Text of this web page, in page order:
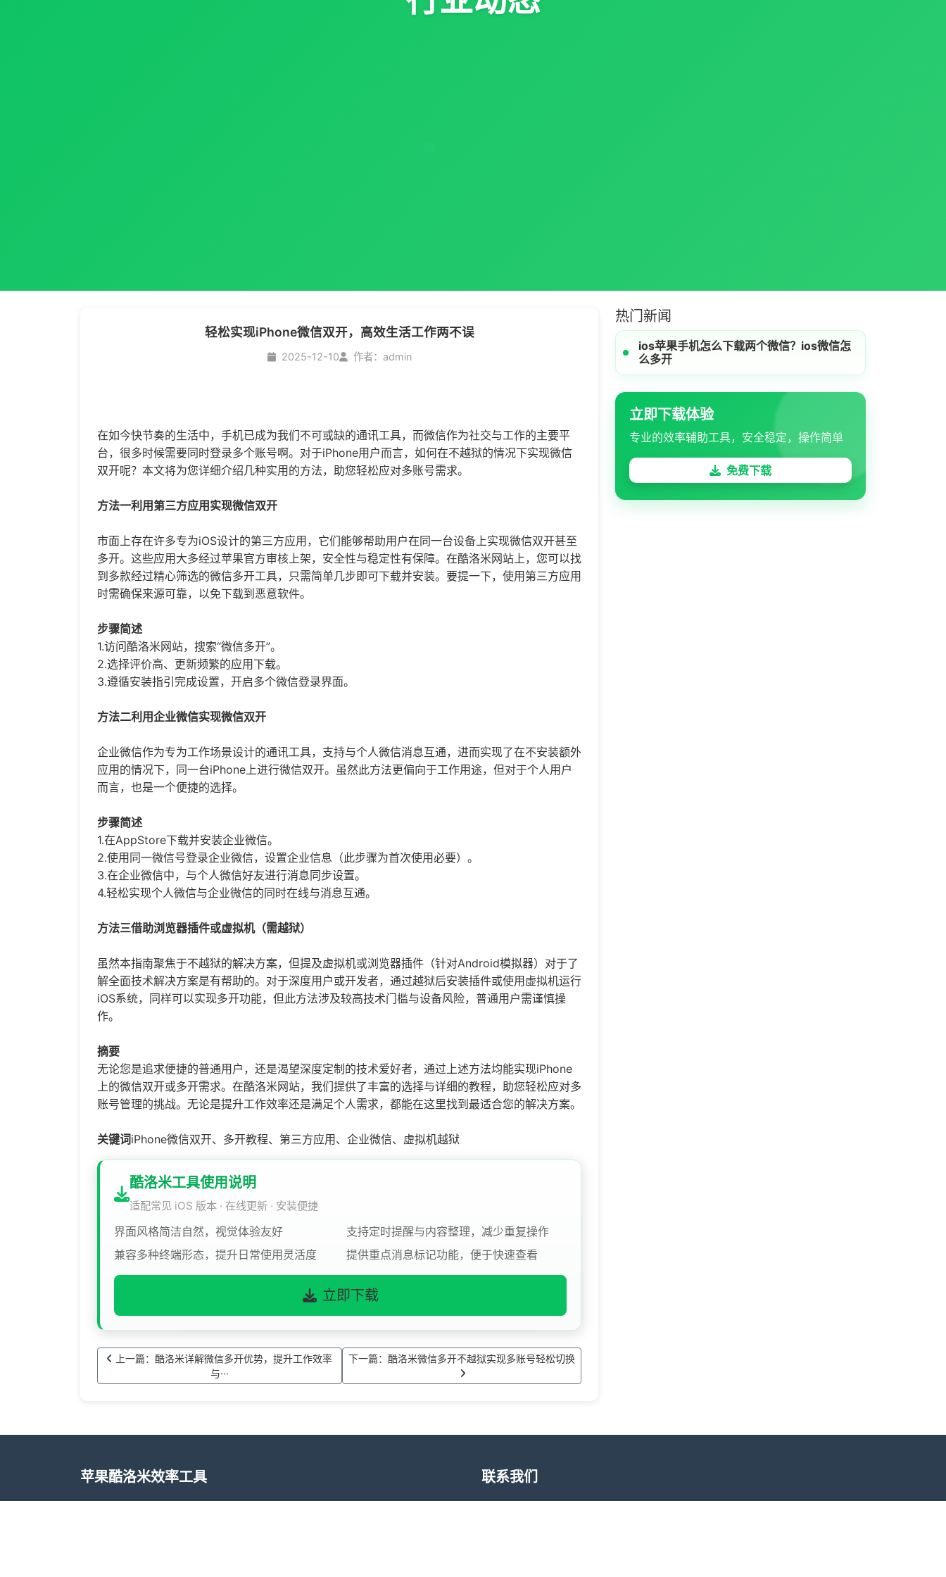
轻松实现iPhone微信双开，高效生活工作两不误
2025-12-10 作者：admin
在如今快节奏的生活中，手机已成为我们不可或缺的通讯工具，而微信作为社交与工作的主要平
台，很多时候需要同时登录多个账号啊。对于iPhone用户而言，如何在不越狱的情况下实现微信
双开呢？本文将为您详细介绍几种实用的方法，助您轻松应对多账号需求。
方法一利用第三方应用实现微信双开
市面上存在许多专为iOS设计的第三方应用，它们能够帮助用户在同一台设备上实现微信双开甚至
多开。这些应用大多经过苹果官方审核上架，安全性与稳定性有保障。在酷洛米网站上，您可以找
到多款经过精心筛选的微信多开工具，只需简单几步即可下载并安装。要提一下，使用第三方应用
时需确保来源可靠，以免下载到恶意软件。
步骤简述
1.访问酷洛米网站，搜索“微信多开”。
2.选择评价高、更新频繁的应用下载。
3.遵循安装指引完成设置，开启多个微信登录界面。
方法二利用企业微信实现微信双开
企业微信作为专为工作场景设计的通讯工具，支持与个人微信消息互通，进而实现了在不安装额外
应用的情况下，同一台iPhone上进行微信双开。虽然此方法更偏向于工作用途，但对于个人用户
而言，也是一个便捷的选择。
步骤简述
1.在AppStore下载并安装企业微信。
2.使用同一微信号登录企业微信，设置企业信息（此步骤为首次使用必要）。
3.在企业微信中，与个人微信好友进行消息同步设置。
4.轻松实现个人微信与企业微信的同时在线与消息互通。
方法三借助浏览器插件或虚拟机（需越狱）
虽然本指南聚焦于不越狱的解决方案，但提及虚拟机或浏览器插件（针对Android模拟器）对于了
解全面技术解决方案是有帮助的。对于深度用户或开发者，通过越狱后安装插件或使用虚拟机运行
iOS系统，同样可以实现多开功能，但此方法涉及较高技术门槛与设备风险，普通用户需谨慎操
作。
摘要
无论您是追求便捷的普通用户，还是渴望深度定制的技术爱好者，通过上述方法均能实现iPhone
上的微信双开或多开需求。在酷洛米网站，我们提供了丰富的选择与详细的教程，助您轻松应对多
账号管理的挑战。无论是提升工作效率还是满足个人需求，都能在这里找到最适合您的解决方案。
关键词iPhone微信双开、多开教程、第三方应用、企业微信、虚拟机越狱
酷洛米工具使用说明
适配常见 iOS 版本 · 在线更新 · 安装便捷
界面风格简洁自然，视觉体验友好
支持定时提醒与内容整理，减少重复操作
兼容多种终端形态，提升日常使用灵活度
提供重点消息标记功能，便于快速查看
立即下载
上一篇：酷洛米详解微信多开优势，提升工作效率
与···
下一篇：酷洛米微信多开不越狱实现多账号轻松切换
热门新闻
ios苹果手机怎么下载两个微信？ios微信怎
么多开
立即下载体验
专业的效率辅助工具，安全稳定，操作简单
免费下载
苹果酷洛米效率工具 联系我们